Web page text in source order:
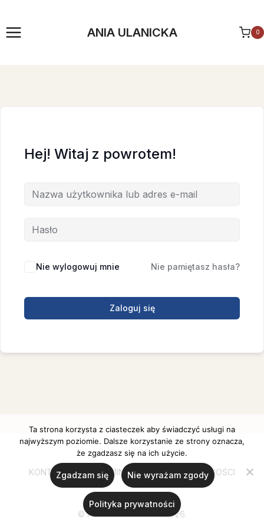
treści
ANIA ULANICKA 0
Hej! Witaj z powrotem!
Nie wylogowuj mnie Nie pamiętasz hasła?
Zaloguj się
KONTAKT REGULAMIN POLITYKA PRYWATNOŚCI
© Ania Ulanicka 2020-2026.
Ta strona korzysta z ciasteczek aby świadczyć usługi na
najwyższym poziomie. Dalsze korzystanie ze strony oznacza,
że zgadzasz się na ich użycie.
Zgadzam się Nie wyrażam zgody
Polityka prywatności